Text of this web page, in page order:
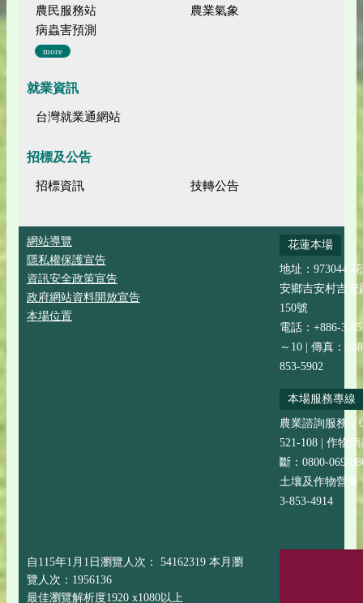
農民服務站
農業氣象
病蟲害預測
more
就業資訊
台灣就業通網站
招標及公告
招標資訊 技轉公告
網站導覽
隱私權保護宣告
資訊安全政策宣告
政府網站資料開放宣告
本場位置
花蓮本場
地址：973044
安鄉吉安村吉安
150號
電話：+886-3-
～10 | 傳真：
853-5902
本場服務專線
農業諮詢服務：
521-108 | 作物
斷：0800-069-
土壤及作物營養
3-853-4914
自115年1月1日瀏覽人次： 54162319 本月瀏
覽人次：1956136
最佳瀏覽解析度1920 x1080以上